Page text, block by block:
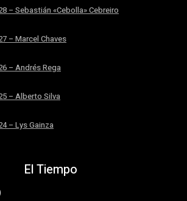
– Sebastián «Cebolla» Cebreiro
– Marcel Chaves
– Andrés Rega
– Alberto Silva
– Lys Gainza
El Tiempo